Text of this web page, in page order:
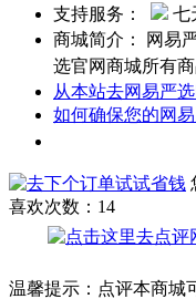
支持服务：
七
商城简介：
网易
选官网商城所有
从本站去网易严
如何确保您的网
喜欢次数： 14
温馨提示：点评本商城